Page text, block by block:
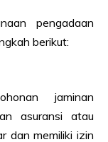
pengadaan
berikut:
jaminan
asuransi atau
dan memiliki izin